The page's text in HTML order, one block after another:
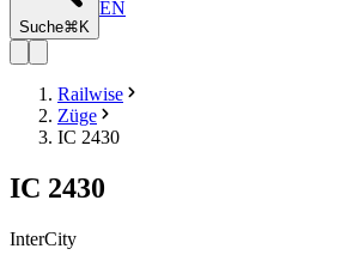
Suche⌘K
EN
Railwise
Züge
IC 2430
IC 2430
InterCity